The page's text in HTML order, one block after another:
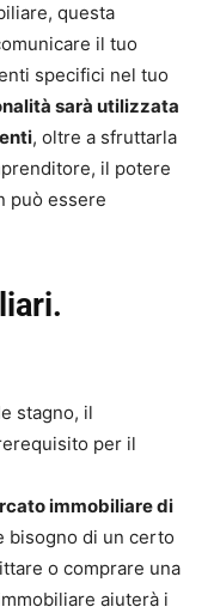
questa
il tuo
specifici nel tuo
sarà utilizzata
, oltre a sfruttarla
il potere
può essere
stagno, il
per il
immobiliare di
bisogno di un certo
o comprare una
aiuterà i